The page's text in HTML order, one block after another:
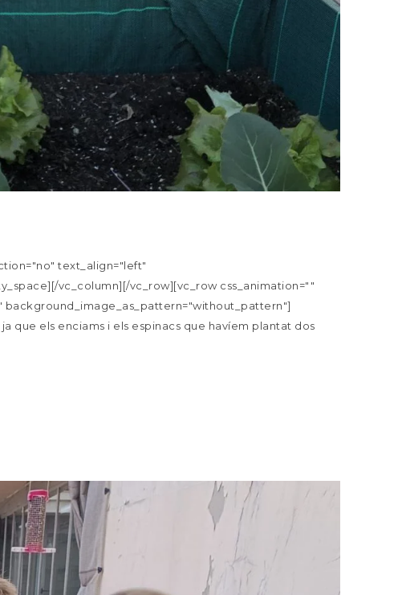
text_align="left"
vc_column][/vc_row][vc_row css_animation=""
background_image_as_pattern="without_pattern"]
que els enciams i els espinacs que havíem plantat dos